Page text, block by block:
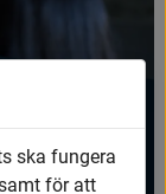
ska fungera
för att